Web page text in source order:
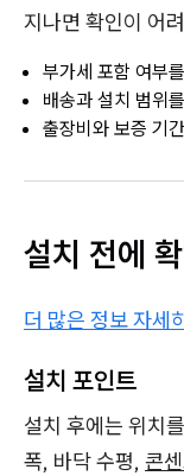
지나면 확인이 어
부가세 포함 여부
배송과 설치 범위
출장비와 보증 기
설치 전에
더 많은 정보 자세
설치 포인트
설치 후에는 위치
폭, 바닥 수평, 콘